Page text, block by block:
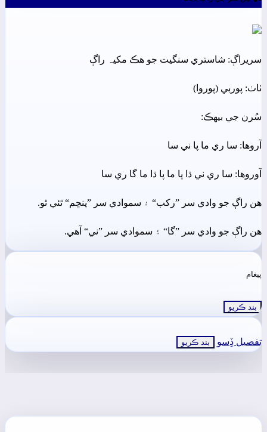
سريراڳ: شاستري سنگيت جو ھڪ مکيہ راڳ
ٺاٺ: پوربي (پوروا)
سُرن جي بيھڪ:
آروھا: سا ري ما پا ني سا
آوروھا: سا ري ني ڌا پا ما پا ڌا ما گا ري سا
ھن راڳ جو وادي سر ”رکب“ ۽ سموادي سر ”پنڇم“ ٿئي ٿو.
ھن راڳ جو وادي سر ”گا“ ۽ سموادي سر ”ني“ آھي.
پيغام
بند ڪريو
تفصيل ڏِسو بند ڪريو